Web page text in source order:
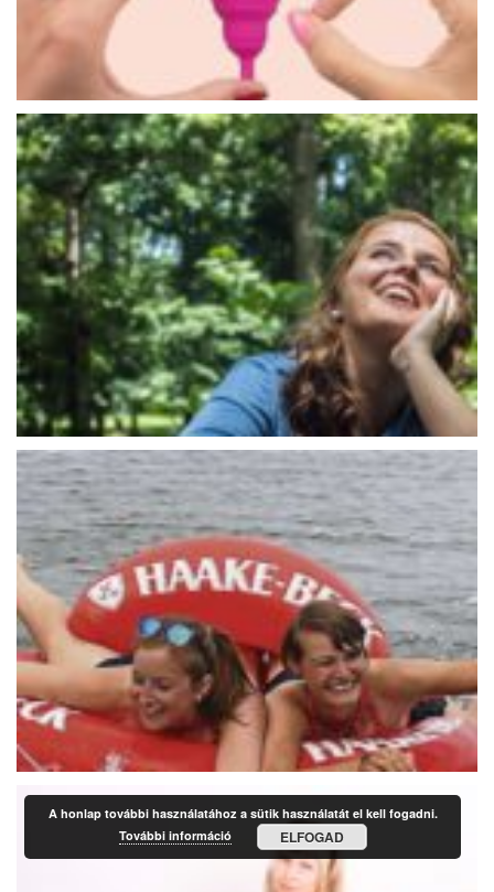
A honlap további használatához a sütik használatát el kell fogadni.
További információ
ELFOGAD